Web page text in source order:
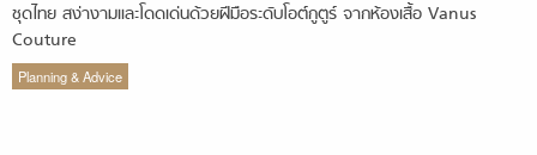
ชุดไทย สง่างามและโดดเด่นด้วยฝีมือระดับโอต์กูตูร์ จากห้องเสื้อ Vanus
Couture
Planning & Advice